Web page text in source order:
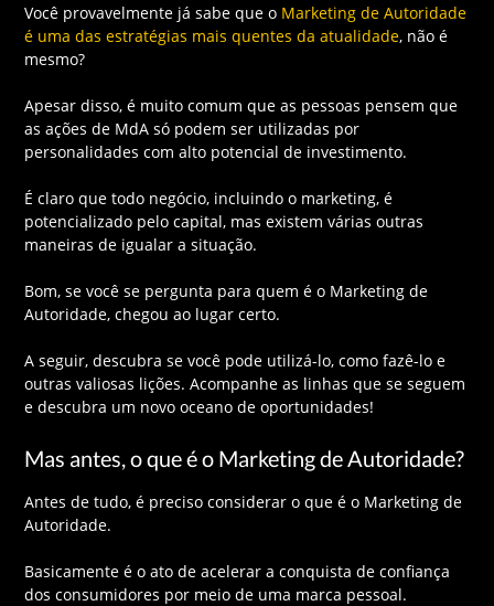
Você provavelmente já sabe que o Marketing de Autoridade
é uma das estratégias mais quentes da atualidade, não é
mesmo?
Apesar disso, é muito comum que as pessoas pensem que
as ações de MdA só podem ser utilizadas por
personalidades com alto potencial de investimento.
É claro que todo negócio, incluindo o marketing, é
potencializado pelo capital, mas existem várias outras
maneiras de igualar a situação.
Bom, se você se pergunta para quem é o Marketing de
Autoridade, chegou ao lugar certo.
A seguir, descubra se você pode utilizá-lo, como fazê-lo e
outras valiosas lições. Acompanhe as linhas que se seguem
e descubra um novo oceano de oportunidades!
Mas antes, o que é o Marketing de Autoridade?
Antes de tudo, é preciso considerar o que é o Marketing de
Autoridade.
Basicamente é o ato de acelerar a conquista de confiança
dos consumidores por meio de uma marca pessoal.